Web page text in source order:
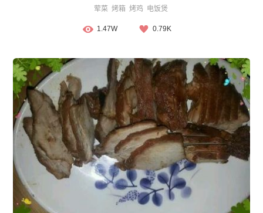
荤菜 烤箱 烤鸡 电饭煲
1.47W 0.79K